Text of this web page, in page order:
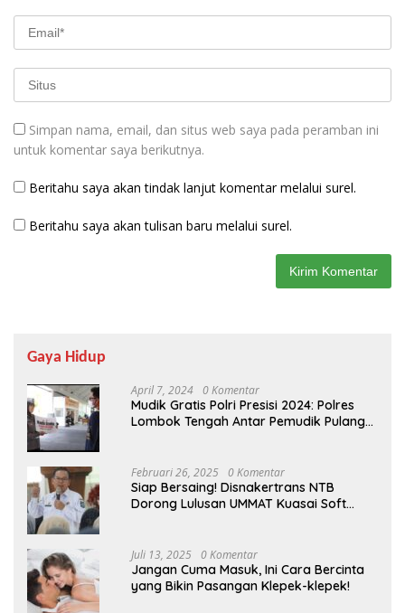
Simpan nama, email, dan situs web saya pada peramban ini
untuk komentar saya berikutnya.
Beritahu saya akan tindak lanjut komentar melalui surel.
Beritahu saya akan tulisan baru melalui surel.
Gaya Hidup
April 7, 2024 0 Komentar
Mudik Gratis Polri Presisi 2024: Polres
Lombok Tengah Antar Pemudik Pulang
Februari 26, 2025 0 Komentar
Siap Bersaing! Disnakertrans NTB
Dorong Lulusan UMMAT Kuasai Soft
Juli 13, 2025 0 Komentar
Jangan Cuma Masuk, Ini Cara Bercinta
yang Bikin Pasangan Klepek-klepek!